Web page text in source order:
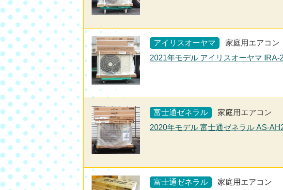
アイリスオーヤマ
家庭用エアコン
2021年モデル アイリスオーヤマ IRA-
富士通ゼネラル
家庭用エアコン
2020年モデル 富士通ゼネラル AS-
富士通ゼネラル
家庭用エアコン